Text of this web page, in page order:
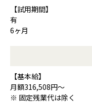
【試用期間】
有
6ヶ月
【基本給】
月額316,508円～
※ 固定残業代は除く